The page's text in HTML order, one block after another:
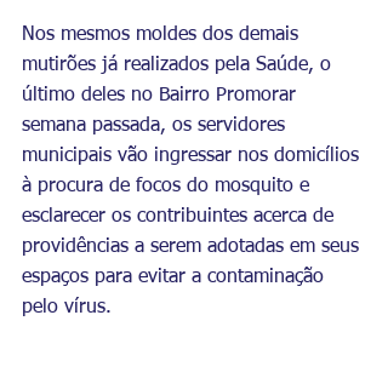
Nos mesmos moldes dos demais
mutirões já realizados pela Saúde, o
último deles no Bairro Promorar
semana passada, os servidores
municipais vão ingressar nos domicílios
à procura de focos do mosquito e
esclarecer os contribuintes acerca de
providências a serem adotadas em seus
espaços para evitar a contaminação
pelo vírus.